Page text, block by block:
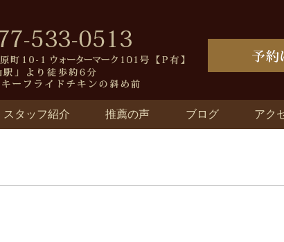
スタッフ紹介 推薦の声 ブログ アク